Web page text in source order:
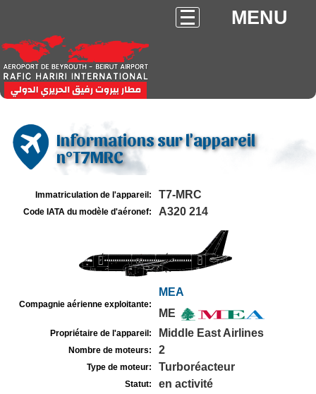
MENU
Informations sur l'appareil
n°T7MRC
Immatriculation de l'appareil: T7-MRC
Code IATA du modèle d'aéronef: A320 214
Compagnie aérienne exploitante:
MEA
ME
Propriétaire de l'appareil: Middle East Airlines
Nombre de moteurs: 2
Type de moteur: Turboréacteur
Statut: en activité